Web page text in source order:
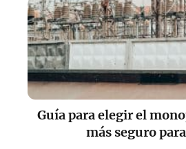
Guía para elegir el
más seguro